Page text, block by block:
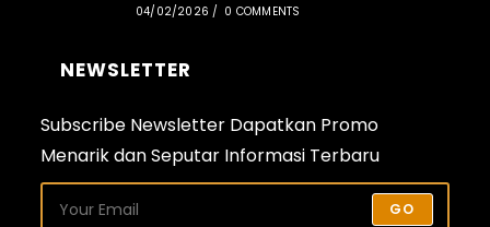
04/02/2026 / 0 COMMENTS
NEWSLETTER
Subscribe Newsletter Dapatkan Promo
Menarik dan Seputar Informasi Terbaru
GO